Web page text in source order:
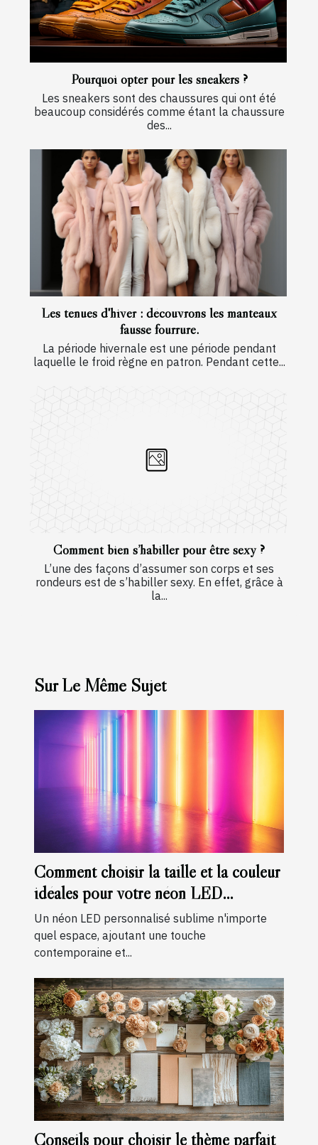
Pourquoi opter pour les sneakers ?
Les sneakers sont des chaussures qui ont été
beaucoup considérés comme étant la chaussure
des...
Les tenues d'hiver : découvrons les manteaux
fausse fourrure.
La période hivernale est une période pendant
laquelle le froid règne en patron. Pendant cette...
Comment bien s’habiller pour être sexy ?
L’une des façons d’assumer son corps et ses
rondeurs est de s’habiller sexy. En effet, grâce à
la...
Sur Le Même Sujet
Comment choisir la taille et la couleur
idéales pour votre néon LED
personnalisé
Un néon LED personnalisé sublime n'importe
quel espace, ajoutant une touche
contemporaine et...
Conseils pour choisir le thème parfait